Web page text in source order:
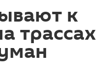
к
трассах